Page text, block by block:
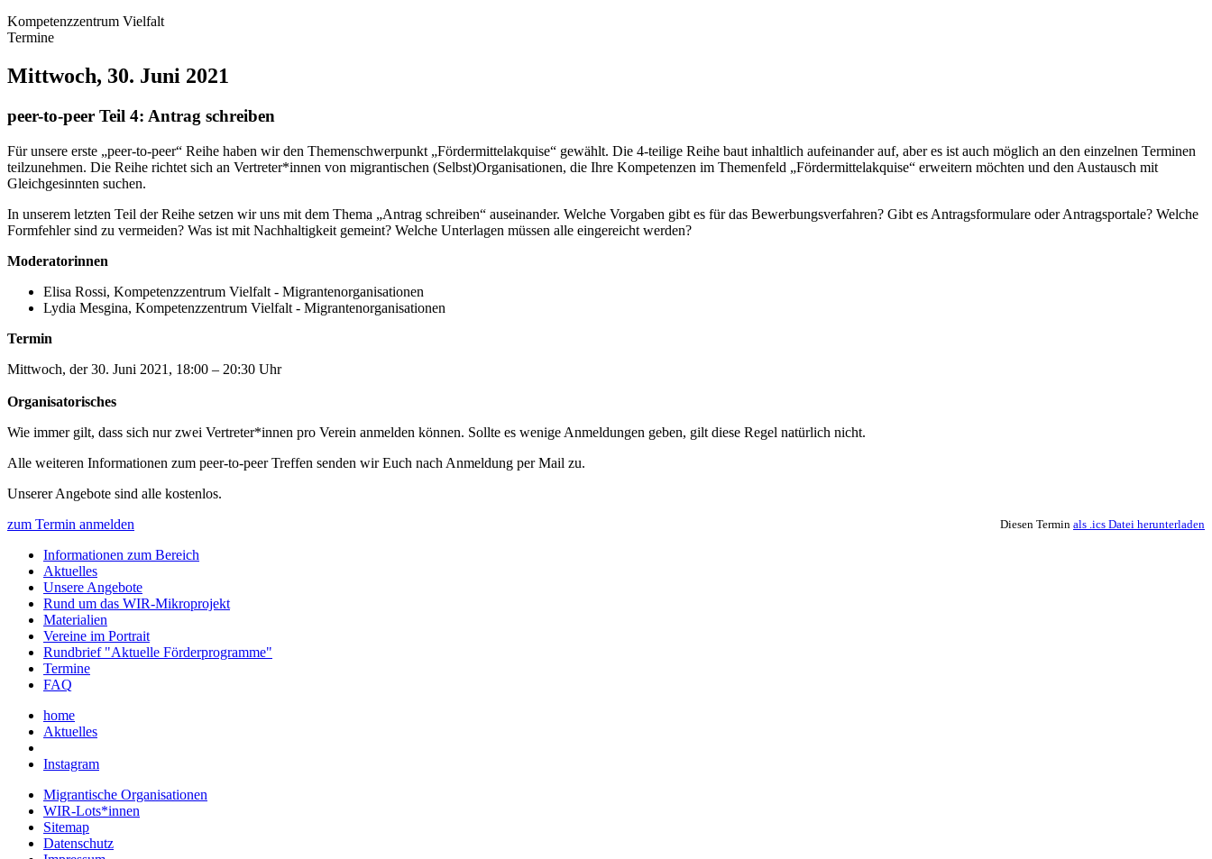
Kompetenzzentrum Vielfalt
Termine
Mittwoch, 30. Juni 2021
peer-to-peer Teil 4: Antrag schreiben
Für unsere erste „peer-to-peer“ Reihe haben wir den Themenschwerpunkt „Fördermittelakquise“ gewählt. Die 4-teilige Reihe baut inhaltlich aufeinander auf, aber es ist auch möglich an den einzelnen Terminen
teilzunehmen. Die Reihe richtet sich an Vertreter*innen von migrantischen (Selbst)Organisationen, die Ihre Kompetenzen im Themenfeld „Fördermittelakquise“ erweitern möchten und den Austausch mit
Gleichgesinnten suchen.
In unserem letzten Teil der Reihe setzen wir uns mit dem Thema „Antrag schreiben“ auseinander. Welche Vorgaben gibt es für das Bewerbungsverfahren? Gibt es Antragsformulare oder Antragsportale? Welche
Formfehler sind zu vermeiden? Was ist mit Nachhaltigkeit gemeint? Welche Unterlagen müssen alle eingereicht werden?
Moderatorinnen
Elisa Rossi, Kompetenzzentrum Vielfalt - Migrantenorganisationen
Lydia Mesgina, Kompetenzzentrum Vielfalt - Migrantenorganisationen
Termin
Mittwoch, der 30. Juni 2021, 18:00 – 20:30 Uhr
Organisatorisches
Wie immer gilt, dass sich nur zwei Vertreter*innen pro Verein anmelden können. Sollte es wenige Anmeldungen geben, gilt diese Regel natürlich nicht.
Alle weiteren Informationen zum peer-to-peer Treffen senden wir Euch nach Anmeldung per Mail zu.
Unserer Angebote sind alle kostenlos.
zum Termin anmelden
Diesen Termin als .ics Datei herunterladen
Informationen zum Bereich
Aktuelles
Unsere Angebote
Rund um das WIR-Mikroprojekt
Materialien
Vereine im Portrait
Rundbrief "Aktuelle Förderprogramme"
Termine
FAQ
home
Aktuelles
Instagram
Migrantische Organisationen
WIR-Lots*innen
Sitemap
Datenschutz